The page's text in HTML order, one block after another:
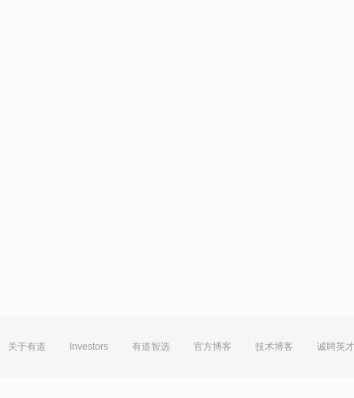
关于有道 Investors 有道智选 官方博客 技术博客 诚聘英才